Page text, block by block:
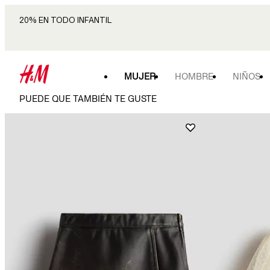
20% EN TODO INFANTIL
MUJER HOMBRE NIÑOS
PUEDE QUE TAMBIÉN TE GUSTE